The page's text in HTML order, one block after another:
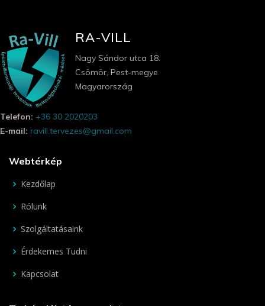
RA-VILL
Nagy Sándor utca 18.
Csömör, Pest-megye
Magyarország
Telefon: +36 30 2020203
E-mail: ravill.tervezes@gmail.com
Webtérkép
Kezdőlap
Rólunk
Szolgáltatásaink
Érdekemes Tudni
Kapcsolat